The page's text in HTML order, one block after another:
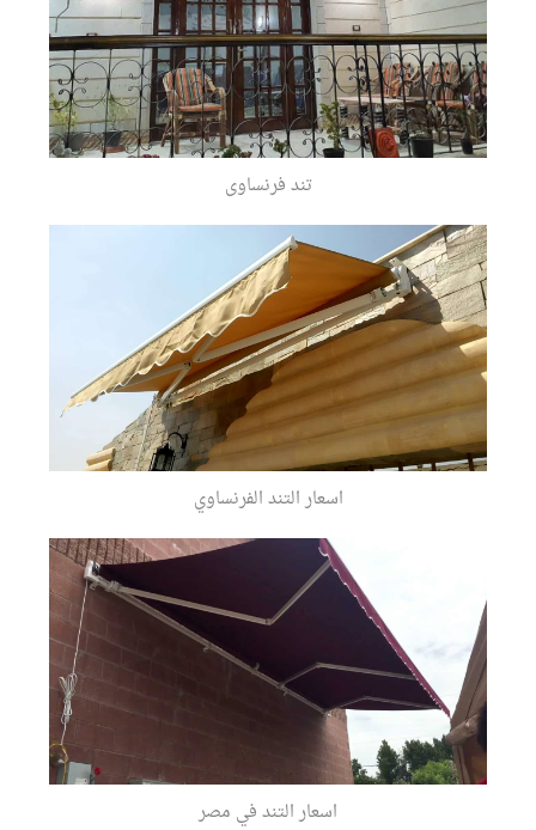
تند فرنساوى
اسعار التند الفرنساوي
اسعار التند في مصر